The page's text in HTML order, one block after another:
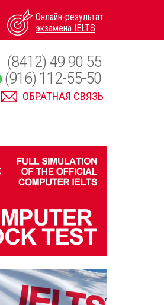
Онлайн-результат
экзамена IELTS
ОБРАТНАЯ СВЯЗЬ
(8412) 49 90 55
(916) 112-55-50